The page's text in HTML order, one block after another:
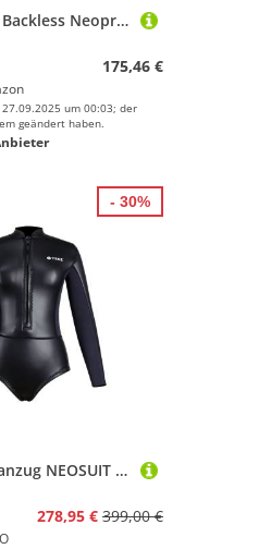
2MM Neopren Backless Neoprenanzüge Freies Tauchen Bademode Neoprenanzug Siamese Bikini Strumpf Badeanzug Quallen Anzug Größe S-XXL(Purple,M)
175,46 €
um 00:03; der
geändert haben.
YEAZ Neoprenanzug NEOSUIT Wetsuit, Wetsuit
278,95 € 399,00 €
- 30%